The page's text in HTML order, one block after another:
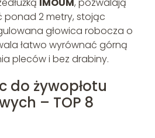
ponad 2 metry, stojąc
głowica robocza o
łatwo wyrównać górną
pleców i bez drabiny.
do żywopłotu
– TOP 8